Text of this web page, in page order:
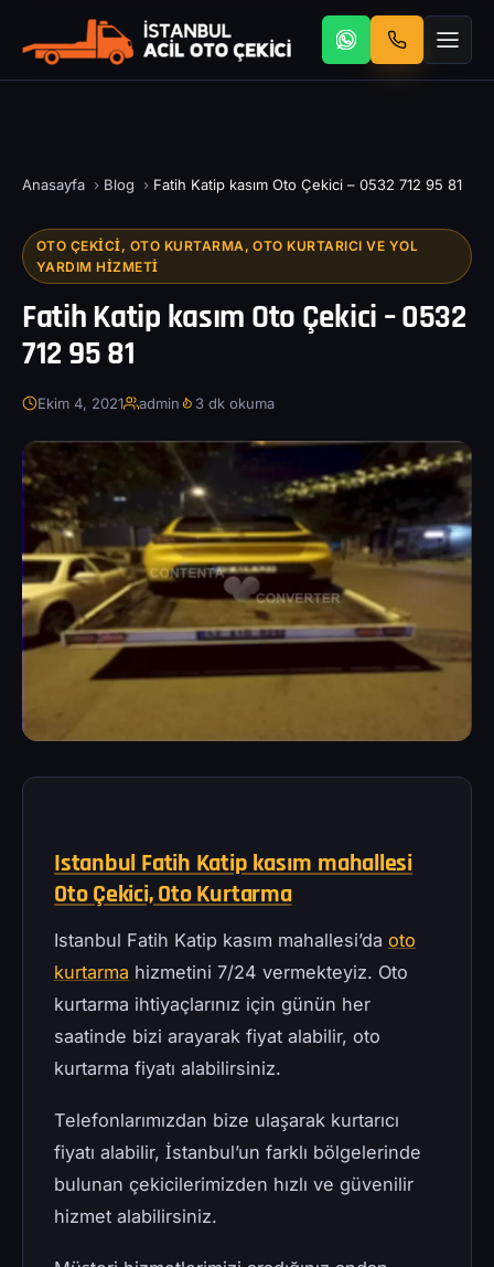
Anasayfa › Blog › Fatih Katip kasım Oto Çekici – 0532 712 95 81
OTO ÇEKICI, OTO KURTARMA, OTO KURTARICI VE YOL
YARDIM HIZMETI
Fatih Katip kasım Oto Çekici – 0532
712 95 81
Ekim 4, 2021 admin 3 dk okuma
Istanbul Fatih Katip kasım mahallesi
Oto Çekici, Oto Kurtarma
Istanbul Fatih Katip kasım mahallesi’da oto
kurtarma hizmetini 7/24 vermekteyiz. Oto
kurtarma ihtiyaçlarınız için günün her
saatinde bizi arayarak fiyat alabilir, oto
kurtarma fiyatı alabilirsiniz.
Telefonlarımızdan bize ulaşarak kurtarıcı
fiyatı alabilir, İstanbul’un farklı bölgelerinde
bulunan çekicilerimizden hızlı ve güvenilir
hizmet alabilirsiniz.